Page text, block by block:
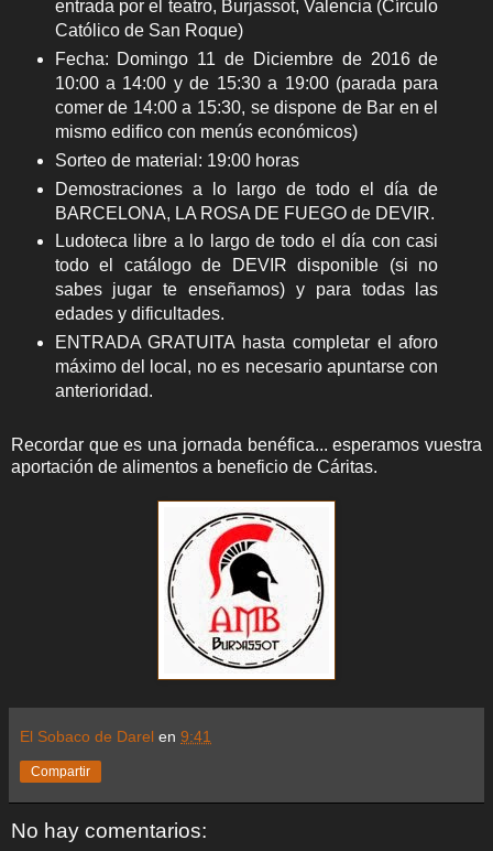
entrada por el teatro, Burjassot, Valencia (Círculo
Católico de San Roque)
Fecha: Domingo 11 de Diciembre de 2016 de
10:00 a 14:00 y de 15:30 a 19:00 (parada para
comer de 14:00 a 15:30, se dispone de Bar en el
mismo edifico con menús económicos)
Sorteo de material: 19:00 horas
Demostraciones a lo largo de todo el día de
BARCELONA, LA ROSA DE FUEGO de DEVIR.
Ludoteca libre a lo largo de todo el día con casi
todo el catálogo de DEVIR disponible (si no
sabes jugar te enseñamos) y para todas las
edades y dificultades.
ENTRADA GRATUITA hasta completar el aforo
máximo del local, no es necesario apuntarse con
anterioridad.
Recordar que es una jornada benéfica... esperamos vuestra
aportación de alimentos a beneficio de Cáritas.
El Sobaco de Darel en 9:41
Compartir
No hay comentarios: